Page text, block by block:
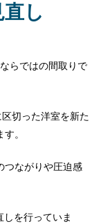
し
らではの間取りで
切った洋室を新た
。
つながりや圧迫感
を行っていま